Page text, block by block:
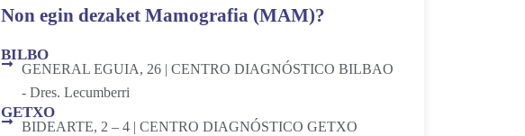
Non egin dezaket Mamografia (MAM)?
BILBO
GENERAL EGUIA, 26 | CENTRO DIAGNÓSTICO BILBAO
- Dres. Lecumberri
GETXO
BIDEARTE, 2 – 4 | CENTRO DIAGNÓSTICO GETXO